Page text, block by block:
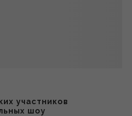
участников
шоу